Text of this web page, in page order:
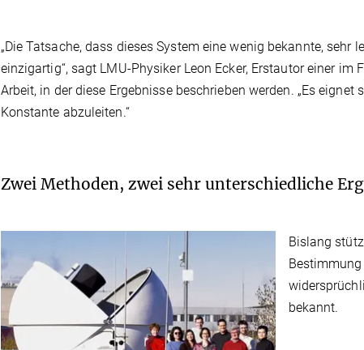
„Die Tatsache, dass dieses System eine wenig bekannte,
einzigartig“, sagt LMU-Physiker Leon Ecker, Erstautor einer im
Arbeit, in der diese Ergebnisse beschrieben werden. „Es
Konstante abzuleiten.“
Zwei Methoden, zwei sehr unterschiedliche
Bislang
bekannt.